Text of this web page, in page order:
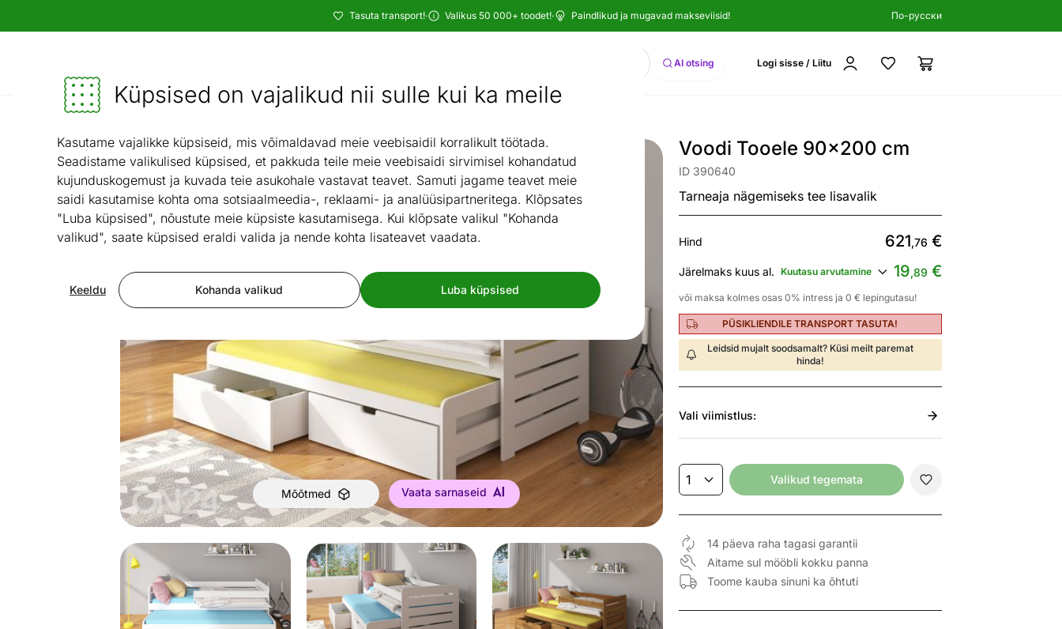
Küpsised on vajalikud nii sulle kui ka meile
Kasutame vajalikke küpsiseid, mis võimaldavad meie veebisaidil korralikult töötada.
Seadistame valikulised küpsised, et pakkuda teile meie veebisaidi sirvimisel kohandatud
kujunduskogemust ja kuvada teie asukohale vastavat teavet. Samuti jagame teavet meie
saidi kasutamise kohta oma sotsiaalmeedia-, reklaami- ja analüüsipartneritega. Klõpsates
"Luba küpsised", nõustute meie küpsiste kasutamisega. Kui klõpsate valikul "Kohanda
valikud", saate küpsised eraldi valida ja nende kohta lisateavet vaadata.
Kohanda valikud Luba küpsised
Keeldu
Tasuta transport!· Valikus 50 000+ toodet!· Paindlikud ja mugavad makseviisid! По-русски
Mööbel ja sisustus - ON24
Otsi AI otsing Logi sisse / Liitu
Mõõtmed Vaata sarnaseid
Voodi Tooele 90x200 cm
ID 390640
Tarneaja nägemiseks tee lisavalik
Hind 621,76 €
Järelmaks kuus al. Kuutasu arvutamine 19,89 €
või maksa kolmes osas 0% intress ja 0 € lepingutasu!
PÜSIKLIENDILE TRANSPORT TASUTA!
Leidsid mujalt soodsamalt? Küsi meilt paremat
hinda!
Vali viimistlus:
Valikud tegemata
14 päeva raha tagasi garantii
Aitame sul mööbli kokku panna
Toome kauba sinuni ka õhtuti